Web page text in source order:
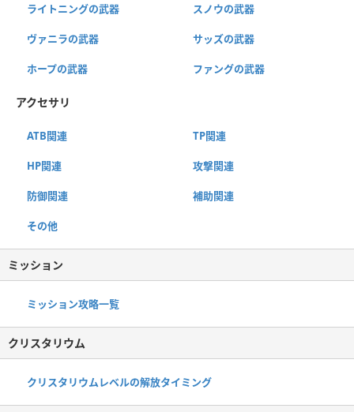
ライトニングの武器 スノウの武器
ヴァニラの武器 サッズの武器
ホープの武器 ファングの武器
アクセサリ
ATB関連 TP関連
HP関連 攻撃関連
防御関連 補助関連
その他
ミッション
ミッション攻略一覧
クリスタリウム
クリスタリウムレベルの解放タイミング